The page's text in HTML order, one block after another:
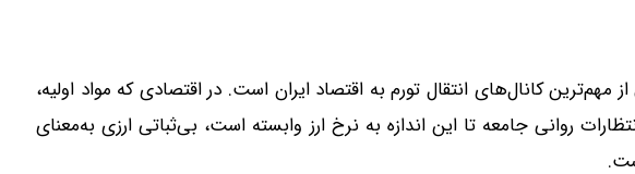
از مهم‌ترین کانال‌های انتقال تورم به اقتصاد ایران است. در اقتصادی که مواد اولیه،
روانی جامعه تا این اندازه به نرخ ارز وابسته است، بی‌ثباتی ارزی به‌معنای